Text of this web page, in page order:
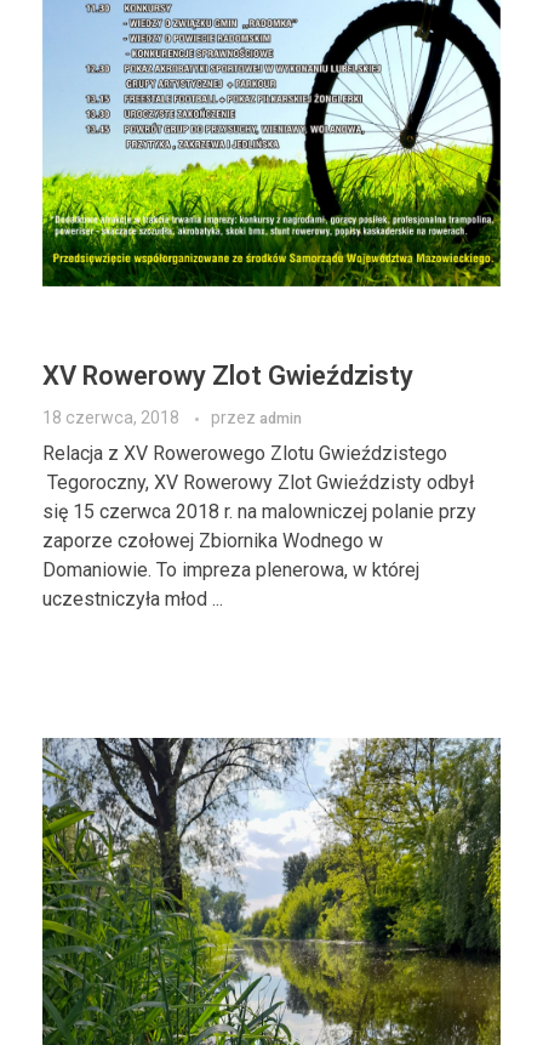
XV Rowerowy Zlot Gwieździsty
18 czerwca, 2018 przez admin
Relacja z XV Rowerowego Zlotu Gwieździstego
Tegoroczny, XV Rowerowy Zlot Gwieździsty odbył
się 15 czerwca 2018 r. na malowniczej polanie przy
zaporze czołowej Zbiornika Wodnego w
Domaniowie. To impreza plenerowa, w której
uczestniczyła młod ...